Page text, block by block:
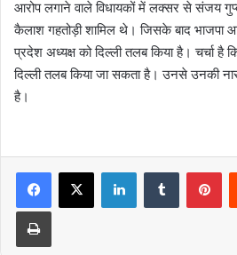
आरोप लगाने वाले विधायकों में लक्सर से संजय
कैलाश गहतोड़ी शामिल थे। जिसके बाद भाजपा
प्रदेश अध्यक्ष को दिल्ली तलब किया है। चर्चा है
दिल्ली तलब किया जा सकता है। उनसे उनकी
है।
LinkedInTumblr
Print